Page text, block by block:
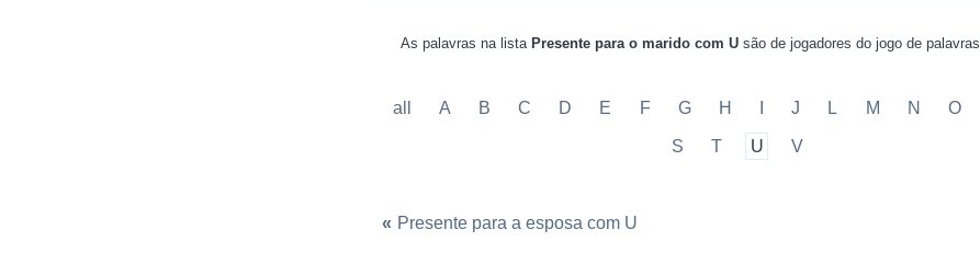
As palavras na lista Presente para o marido com Usão de jogadores do jogo de palavras
all A B C D E F G H J L M N O
S T U V
« Presente para a esposa com U